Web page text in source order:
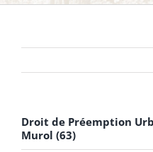
Droit de Préemption
Murol (63)